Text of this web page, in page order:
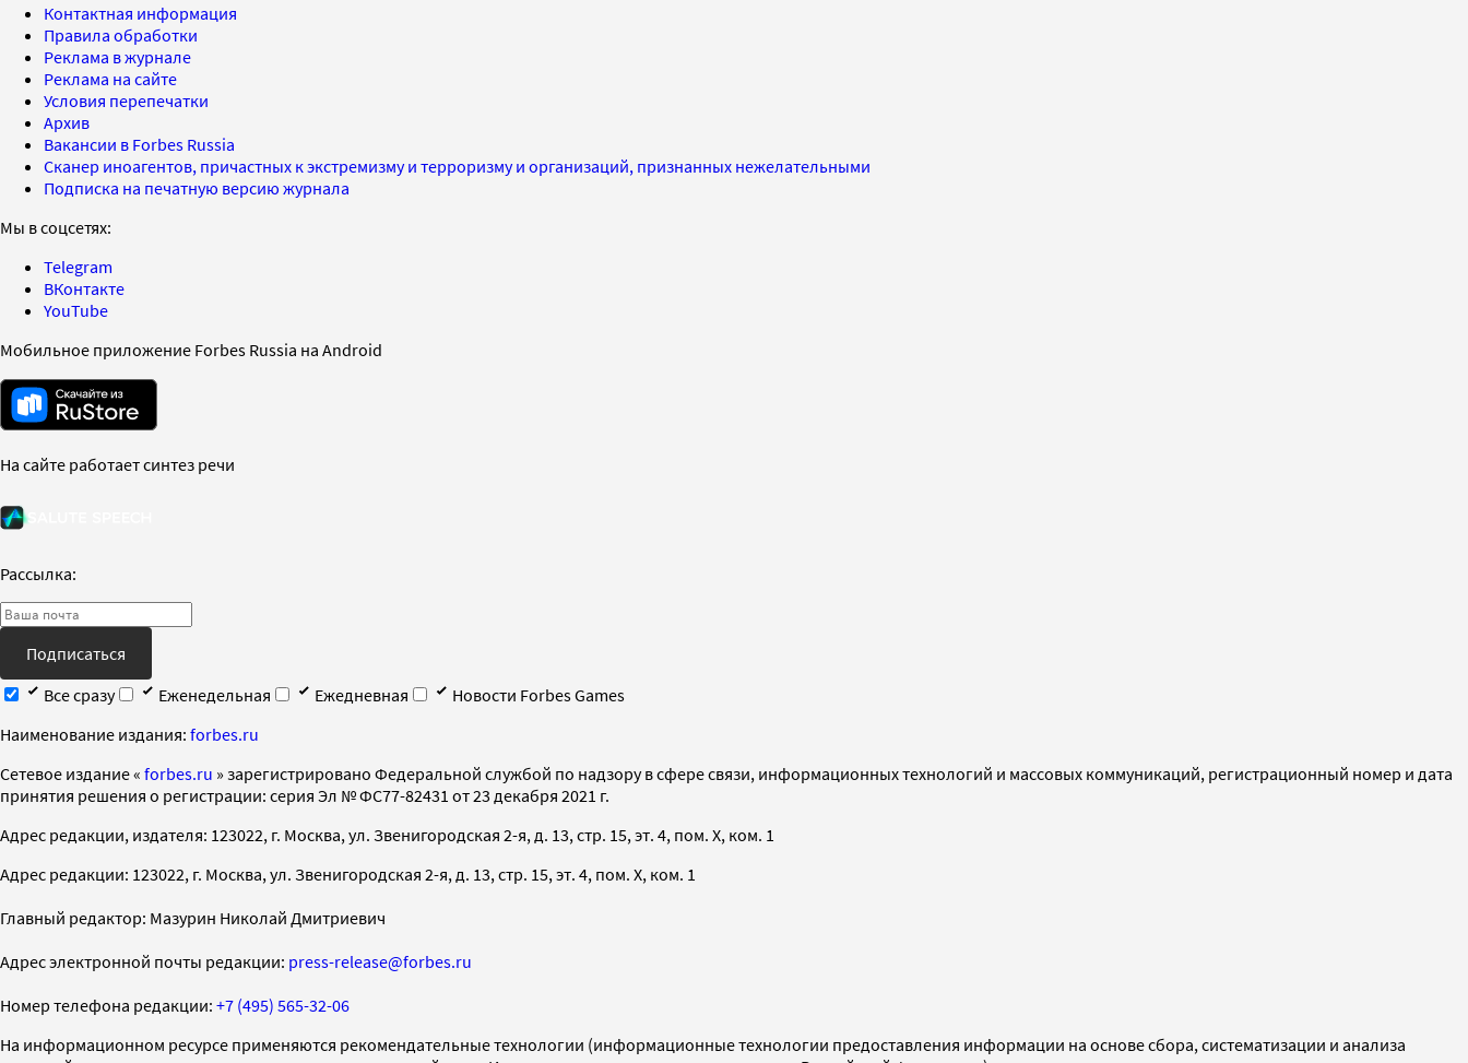
Контактная информация
Правила обработки
Реклама в журнале
Реклама на сайте
Условия перепечатки
Архив
Вакансии в Forbes Russia
Сканер иноагентов, причастных к экстремизму и терроризму и организаций, признанных нежелательными
Подписка на печатную версию журнала
Мы в соцсетях:
Telegram
ВКонтакте
YouTube
Мобильное приложение Forbes Russia на Android
На сайте работает синтез речи
Рассылка:
Подписаться
Все сразу
Еженедельная Ежедневная
Новости Forbes Games
Наименование издания: forbes.ru
Cетевое издание « forbes.ru » зарегистрировано Федеральной службой по надзору в сфере связи, информационных технологий и массовых коммуникаций, регистрационный номер и дата
принятия решения о регистрации: серия Эл № ФС77-82431 от 23 декабря 2021 г.
Адрес редакции, издателя: 123022, г. Москва, ул. Звенигородская 2-я, д. 13, стр. 15, эт. 4, пом. X, ком. 1
Адрес редакции: 123022, г. Москва, ул. Звенигородская 2-я, д. 13, стр. 15, эт. 4, пом. X, ком. 1
Главный редактор: Мазурин Николай Дмитриевич
Адрес электронной почты редакции: press-release@forbes.ru
Номер телефона редакции: +7 (495) 565-32-06
На информационном ресурсе применяются рекомендательные технологии (информационные технологии предоставления информации на основе сбора, систематизации и анализа